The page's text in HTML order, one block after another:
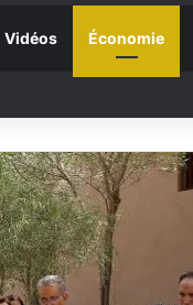
Vidéos Économie